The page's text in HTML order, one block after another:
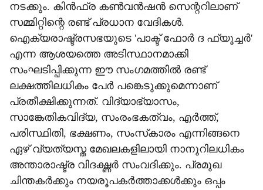
നടക്കും. കിന്‍ഫ്ര കണ്‍വന്‍ഷന്‍ സെന്ററിലാണ്
സമ്മിറ്റിന്റെ രണ്ട് പ്രധാന വേദികള്‍.
ഐക്യരാഷ്ട്രസഭയുടെ 'പാക്ട് ഫോര്‍ ദ ഫ്യൂച്ചര്‍'
എന്ന ആശയത്തെ അടിസ്ഥാനമാക്കി
സംഘടിപ്പിക്കുന്ന ഈ സംഗമത്തില്‍ രണ്ട്
ലക്ഷത്തിലധികം പേര്‍ പങ്കെടുക്കുമെന്നാണ്
പ്രതീക്ഷിക്കുന്നത്. വിദ്യാഭ്യാസം,
സാങ്കേതികവിദ്യ, സംരംഭകത്വം, എര്‍ത്ത്,
പരിസ്ഥിതി, ഭക്ഷണം, സംസ്‌കാരം എന്നിങ്ങനെ
ഏഴ് വ്യത്യസ്ത മേഖലകളിലായി നാനൂറിലധികം
അന്താരാഷ്ട്ര വിദഗ്ദ്ധര്‍ സംവദിക്കും. പ്രമുഖ
ചിന്തകര്‍ക്കും നയരൂപകര്‍ത്താക്കള്‍ക്കും ഒപ്പം